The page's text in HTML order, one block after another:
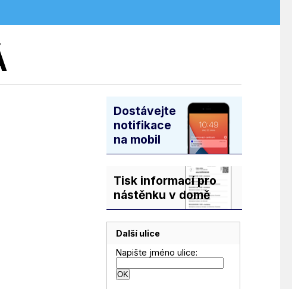
Dostávejte
notifikace
na mobil
Tisk informací pro
nástěnku v domě
Další ulice
Napište jméno ulice: